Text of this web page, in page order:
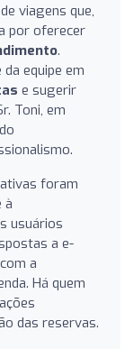
viagens que,
por oferecer
.
equipe em
e sugerir
Toni, em
foram
à
usuários
a e-
a
Há quem
das reservas.